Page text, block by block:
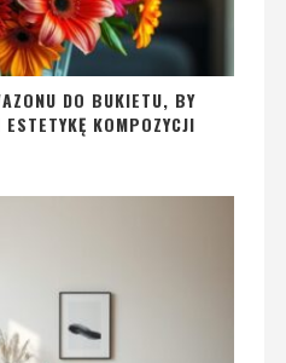
DO BUKIETU, BY
KOMPOZYCJI